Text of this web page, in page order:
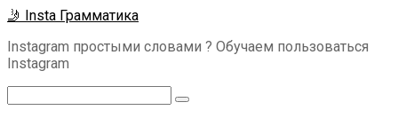
Перейти
контенту
🤳 Insta Грамматика
Instagram простыми словами ? Обучаем пользоваться
Instagram